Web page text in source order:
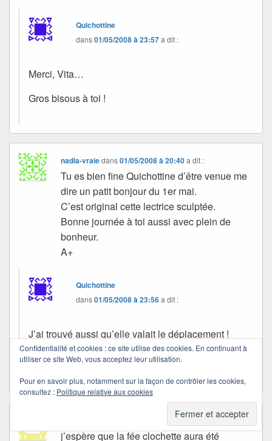
Quichottine
dans01/05/2008 à 23:57a dit :
Merci, Vita…
Gros bisous à toi !
nadia-vraiedans01/05/2008 à 20:40 a dit :
Tu es bien fine Quichottine d’être venue me
dire un patit bonjour du 1er mai.
C’est original cette lectrice sculptée.
Bonne journée à toi aussi avec plein de
bonheur.
A+
Quichottine
dans01/05/2008 à 23:56a dit :
J’ai trouvé aussi qu’elle valait le déplacement !
Merci d’être passée, Nadia ! Belle journée !
01/05/2008 à 21:30 a dit :
j’espère que la fée clochette aura été
Confidentialité et cookies : ce site utilise des cookies. En continuant à
utiliser ce site Web, vous acceptez leur utilisation.
Pour en savoir plus, notamment sur la façon de contrôler les cookies,
consultez : Politique relative aux cookies